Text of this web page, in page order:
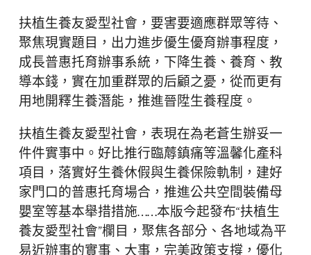
扶植生養友愛型社會，要害要適應群眾等待、
聚焦現實題目，出力進步優生優育辦事程度，
成長普惠托育辦事系統，下降生養、養育、教
導本錢，實在加重群眾的后顧之憂，從而更有
用地開釋生養潛能，推進晉陞生養程度。
扶植生養友愛型社會，表現在為老蒼生辦妥一
件件實事中。好比推行臨蓐鎮痛等溫馨化產科
項目，落實好生養休假與生養保險軌制，建好
家門口的普惠托育場合，推進公共空間裝備母
嬰室等基本舉措措施……本版今起發布“扶植生
養友愛型社會”欄目，聚焦各部分、各地域為平
易近辦事的實事、大事，完美政策支撐，優化